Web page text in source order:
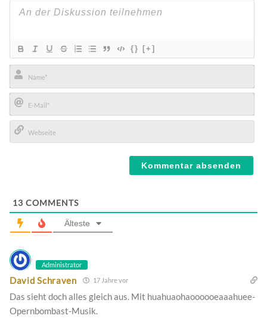
{} [+]
Name*
E-
Mail*
13 COMMENTS
Älteste
Administrator
David Schraven 17 Jahre vor
Das sieht doch alles gleich aus. Mit huahuaohaoooooeaaahuee-
Opernbombast-Musik.